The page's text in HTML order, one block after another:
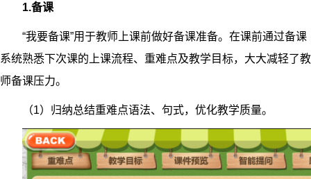
1.备课
“我要备课”用于教师上课前做好备课准备。在课前通过备课
系统熟悉下次课的上课流程、重难点及教学目标，大大减轻了教
师备课压力。
（1）归纳总结重难点语法、句式，优化教学质量。